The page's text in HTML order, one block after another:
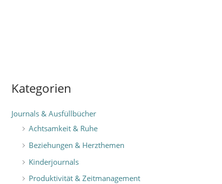
Kategorien
Journals & Ausfüllbücher
Achtsamkeit & Ruhe
Beziehungen & Herzthemen
Kinderjournals
Produktivität & Zeitmanagement